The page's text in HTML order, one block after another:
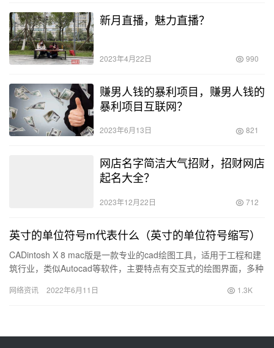
新月直播，魅力直播？
2023年4月22日 990
赚男人钱的暴利项目，赚男人钱的
暴利项目互联网？
2023年6月13日 821
网店名字简洁大气招财，招财网店
起名大全？
2023年12月22日 712
英寸的单位符号m代表什么（英寸的单位符号缩写）
CADintosh X 8 mac版是一款专业的cad绘图工具，适用于工程和建
筑行业，类似Autocad等软件，主要特点有交互式的绘图界面，多种
网络资讯 2022年6月11日 1.3K